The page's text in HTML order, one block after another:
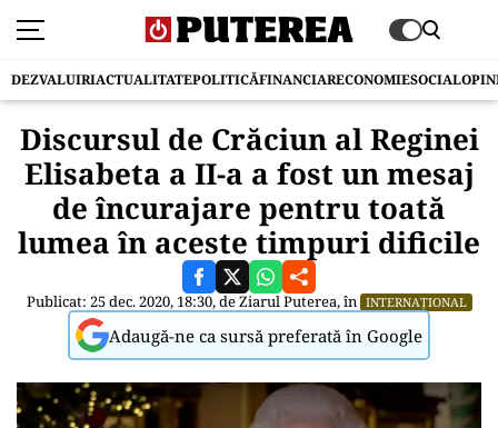
DEZVALUIRIACTUALITATEPOLITICĂFINANCIARECONOMIESOCIAL
Discursul de Crăciun al Reginei
Elisabeta a II-a a fost un mesaj
de încurajare pentru toată
lumea în aceste timpuri dificile
Publicat: 25 dec. 2020, 18:30, deZiarul Puterea, în INTERNAȚIONAL
Adaugă-ne ca sursă preferată în Google